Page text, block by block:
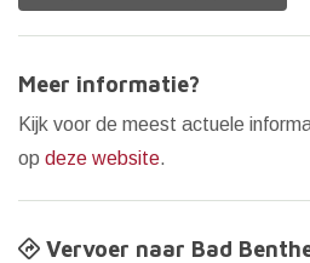
Meer informatie?
Kijk voor de meest actuele
op deze website.
Vervoer naar Bad